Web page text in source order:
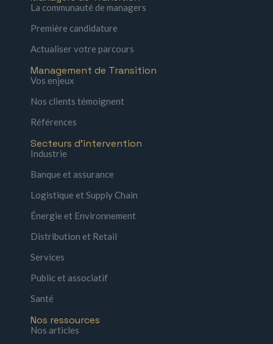
La communauté de managers
Première candidature
Actualiser votre parcours
Management de Transition
Vos enjeux
Nos clients témoignent
Références
Secteurs d'intervention
Industrie
Banque et assurance
Logistique et Supply Chain
Énergie et Environnement
Distribution et Retail
Services
Public et associatif
Santé
Nos ressources
Nos articles